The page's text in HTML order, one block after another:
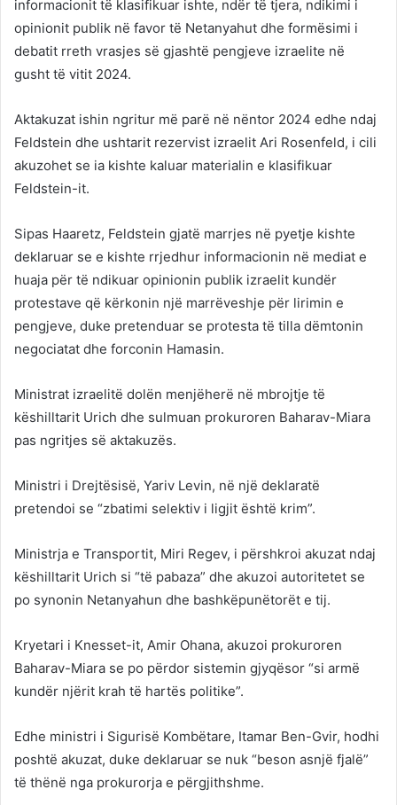
informacionit të klasifikuar ishte, ndër të tjera, ndikimi i
opinionit publik në favor të Netanyahut dhe formësimi i
debatit rreth vrasjes së gjashtë pengjeve izraelite në
gusht të vitit 2024.
Aktakuzat ishin ngritur më parë në nëntor 2024 edhe ndaj
Feldstein dhe ushtarit rezervist izraelit Ari Rosenfeld, i cili
akuzohet se ia kishte kaluar materialin e klasifikuar
Feldstein-it.
Sipas Haaretz, Feldstein gjatë marrjes në pyetje kishte
deklaruar se e kishte rrjedhur informacionin në mediat e
huaja për të ndikuar opinionin publik izraelit kundër
protestave që kërkonin një marrëveshje për lirimin e
pengjeve, duke pretenduar se protesta të tilla dëmtonin
negociatat dhe forconin Hamasin.
Ministrat izraelitë dolën menjëherë në mbrojtje të
këshilltarit Urich dhe sulmuan prokuroren Baharav-Miara
pas ngritjes së aktakuzës.
Ministri i Drejtësisë, Yariv Levin, në një deklaratë
pretendoi se “zbatimi selektiv i ligjit është krim”.
Ministrja e Transportit, Miri Regev, i përshkroi akuzat ndaj
këshilltarit Urich si “të pabaza” dhe akuzoi autoritetet se
po synonin Netanyahun dhe bashkëpunëtorët e tij.
Kryetari i Knesset-it, Amir Ohana, akuzoi prokuroren
Baharav-Miara se po përdor sistemin gjyqësor “si armë
kundër njërit krah të hartës politike”.
Edhe ministri i Sigurisë Kombëtare, Itamar Ben-Gvir, hodhi
poshtë akuzat, duke deklaruar se nuk “beson asnjë fjalë”
të thënë nga prokurorja e përgjithshme.